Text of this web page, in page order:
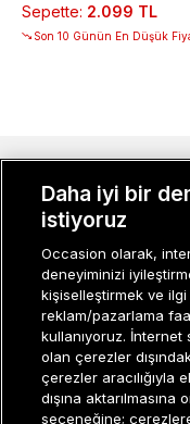
Sepette: 2.099 TL
Son 10 Günün En Düşük
KURUMSAL
KADIN KATEGORILER
GRUP MARKALAR
ERKEK KATEGORILER
Daha iyi bir
istiyoruz
Occasion olarak,
deneyiminizi
kişiselleştirmek ve ilgi
reklam/pazarlama
kullanıyoruz. İnternet
olan çerezler
çerezler aracılığıyla
dışına aktarılmasına
seçeneğine;